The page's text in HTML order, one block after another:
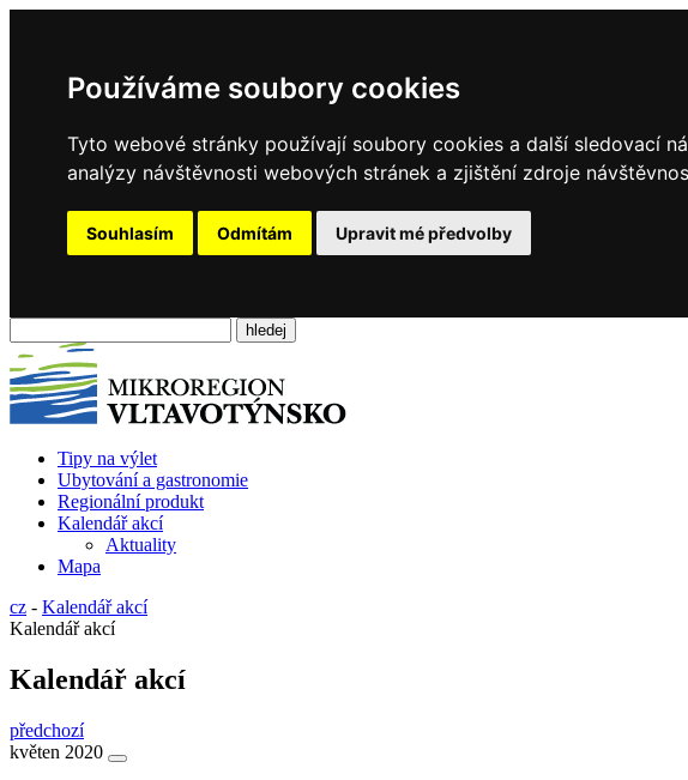
Používáme soubory cookies
Tyto webové stránky používají soubory cookies a další sledovací
analýzy návštěvnosti webových stránek a zjištění zdroje
Souhlasím Odmítám Upravit mé předvolby
Tipy na výlet
Ubytování a gastronomie
Regionální produkt
Kalendář akcí
Aktuality
Mapa
cz - Kalendář akcí
Kalendář akcí
Kalendář akcí
předchozí
květen 2020